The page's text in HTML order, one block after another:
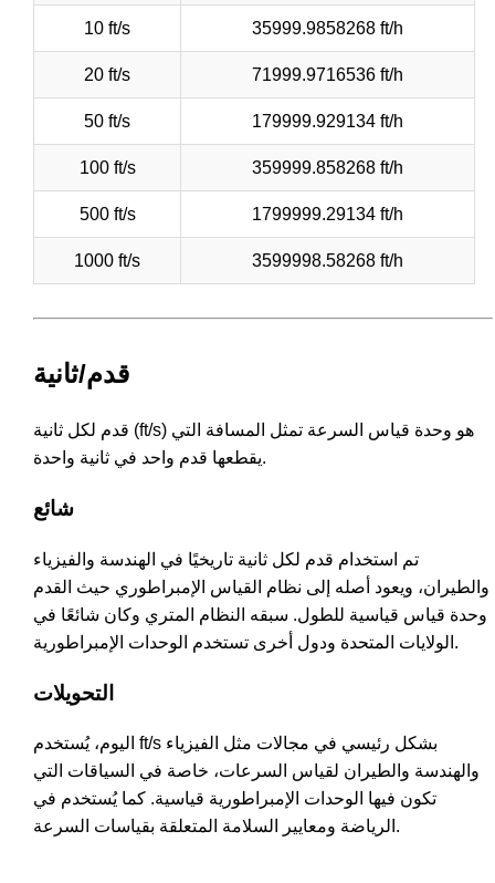
10 ft/s 35999.9858268 ft/h
20 ft/s 71999.9716536 ft/h
50 ft/s 179999.929134 ft/h
100 ft/s 359999.858268 ft/h
500 ft/s 1799999.29134 ft/h
1000 ft/s 3599998.58268 ft/h
قدم/ثانية
قدم لكل ثانية (ft/s) هو وحدة قياس السرعة تمثل المسافة التي
يقطعها قدم واحد في ثانية واحدة.
شائع
تم استخدام قدم لكل ثانية تاريخيًا في الهندسة والفيزياء
والطيران، ويعود أصله إلى نظام القياس الإمبراطوري حيث القدم
وحدة قياس قياسية للطول. سبقه النظام المتري وكان شائعًا في
الولايات المتحدة ودول أخرى تستخدم الوحدات الإمبراطورية.
التحويلات
اليوم، يُستخدم ft/s بشكل رئيسي في مجالات مثل الفيزياء
والهندسة والطيران لقياس السرعات، خاصة في السياقات التي
تكون فيها الوحدات الإمبراطورية قياسية. كما يُستخدم في
الرياضة ومعايير السلامة المتعلقة بقياسات السرعة.